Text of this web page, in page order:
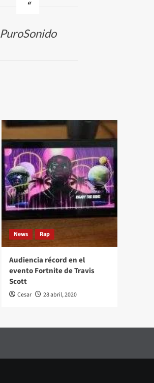
PuroSonido
News Rap
Audiencia récord en el
evento Fortnite de Travis
Scott
Cesar 28 abril, 2020